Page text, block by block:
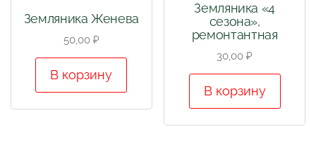
Земляника Женева
50,00 ₽
В корзину
Земляника «4
сезона»,
ремонтантная
30,00₽
В корзину